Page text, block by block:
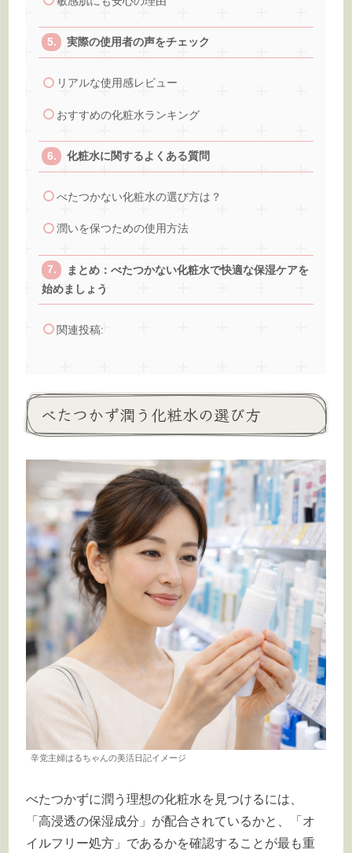
実際の使用者の声をチェック
リアルな使用感レビュー
おすすめの化粧水ランキング
化粧水に関するよくある質問
べたつかない化粧水の選び方は？
潤いを保つための使用方法
まとめ：べたつかない化粧水で快適な保湿ケアを
始めましょう
関連投稿:
べたつかず潤う化粧水の選び方
辛党主婦はるちゃんの美活日記イメージ
べたつかずに潤う理想の化粧水を見つけるには、
「高浸透の保湿成分」が配合されているかと、「オ
イルフリー処方」であるかを確認することが最も重